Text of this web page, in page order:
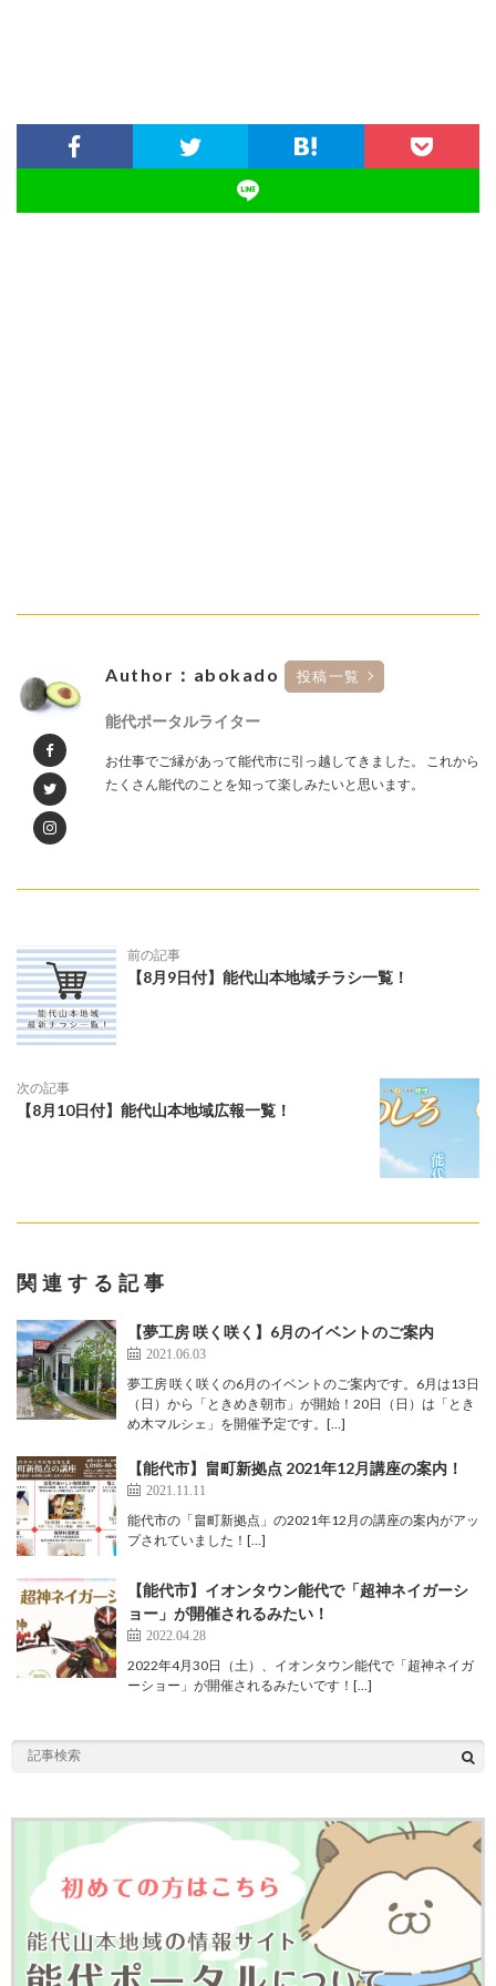
Author：abokado 投稿一覧
能代ポータルライター
お仕事でご縁があって能代市に引っ越してきました。 これから
たくさん能代のことを知って楽しみたいと思います。
前の記事
【8月9日付】能代山本地域チラシ一覧！
次の記事
【8月10日付】能代山本地域広報一覧！
関連する記事
【夢工房 咲く咲く】6月のイベントのご案内
2021.06.03
夢工房 咲く咲くの6月のイベントのご案内です。6月は13日
（日）から「ときめき朝市」が開始！20日（日）は「とき
め木マルシェ」を開催予定です。[…]
【能代市】畠町新拠点 2021年12月講座の案内！
2021.11.11
能代市の「畠町新拠点」の2021年12月の講座の案内がアッ
プされていました！[…]
【能代市】イオンタウン能代で「超神ネイガーシ
ョー」が開催されるみたい！
2022.04.28
2022年4月30日（土）、イオンタウン能代で「超神ネイガ
ーショー」が開催されるみたいです！[…]